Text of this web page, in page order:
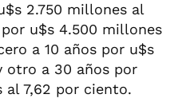
2.750 millones al
u$s 4.500 millones
a 10 años por u$s
otro a 30 años por
al 7,62 por ciento.